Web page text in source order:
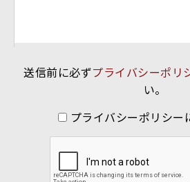
送信前に必ずプライバシーポリ
い。
プライバシーポリシー